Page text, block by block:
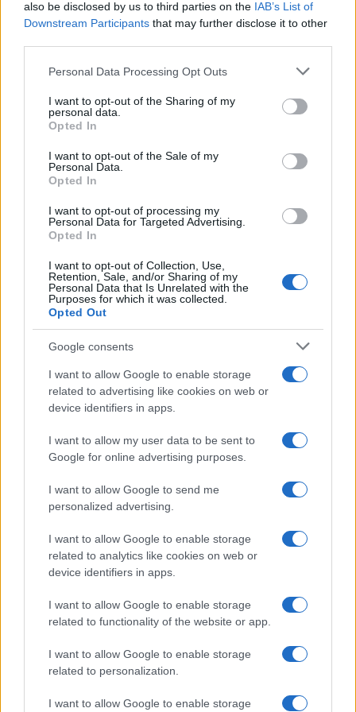
also be disclosed by us to third parties on the IAB’s List of
Downstream Participants that may further disclose it to other
Please note that this website/app uses one or more Google
not limited to your visit or usage behaviour. You may click to
grant or deny consent to Google and its third-party tags to
use your data for below specified purposes in below Google
consent section.
Personal Data Processing Opt Outs
I want to opt-out of the Sharing of my
personal data.
Opted In
I want to opt-out of the Sale of my
Personal Data.
Opted In
I want to opt-out of processing my
Personal Data for Targeted Advertising.
Opted In
I want to opt-out of Collection, Use,
Retention, Sale, and/or Sharing of my
Personal Data that Is Unrelated with the
Purposes for which it was collected.
Opted Out
Google consents
I want to allow Google to enable storage
related to advertising like cookies on web or
device identifiers in apps.
I want to allow my user data to be sent to
Google for online advertising purposes.
I want to allow Google to send me
personalized advertising.
I want to allow Google to enable storage
related to analytics like cookies on web or
device identifiers in apps.
I want to allow Google to enable storage
related to functionality of the website or app.
I want to allow Google to enable storage
related to personalization.
I want to allow Google to enable storage
bemutatott FCAS-vadászgép terveitől. Míg a
korábbi elképzelések egy hagyományosabb,
ábrázoltak, az új látványterveken egy teljesen
más kialakítású repülőgép látható.
Izrael segítségével teszik még
többen már most felfedezni vélik a
hasonlóságot az amerikai Boeing F-47-es
hatodik generációs vadászgép-koncepciójával,
bár egyelőre nem tudni, hogy a bemutatott
forma mennyiben tükrözi a végleges terveket.
Videón az új harci repülőgép: